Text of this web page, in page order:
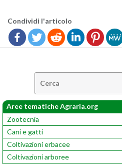
Con­di­vi­di l'ar­ti­co­lo
Aree tematiche Agraria.org
Zootecnia
Cani e gatti
Coltivazioni erbacee
Coltivazioni arboree